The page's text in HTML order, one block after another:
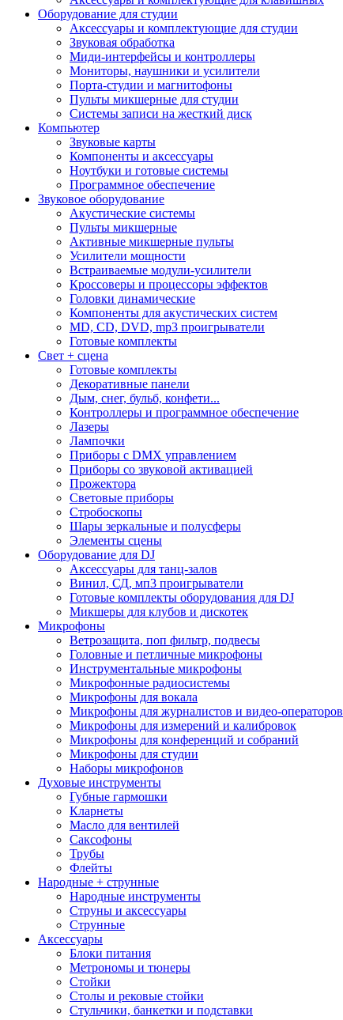
Оборудование для студии
Аксессуары и комплектующие для студии
Звуковая обработка
Миди-интерфейсы и контроллеры
Мониторы, наушники и усилители
Порта-студии и магнитофоны
Пульты микшерные для студии
Системы записи на жесткий диск
Компьютер
Звуковые карты
Компоненты и аксессуары
Ноутбуки и готовые системы
Программное обеспечение
Звуковое оборудование
Акустические системы
Пульты микшерные
Активные микшерные пульты
Усилители мощности
Встраиваемые модули-усилители
Кроссоверы и процессоры эффектов
Головки динамические
Компоненты для акустических систем
MD, CD, DVD, mp3 проигрыватели
Готовые комплекты
Свет + сцена
Готовые комплекты
Декоративные панели
Дым, снег, бульб, конфети...
Контроллеры и программное обеспечение
Лазеры
Лампочки
Приборы с DMX управлением
Приборы со звуковой активацией
Прожектора
Световые приборы
Стробоскопы
Шары зеркальные и полусферы
Элементы сцены
Оборудование для DJ
Аксессуары для танц-залов
Винил, СД, мп3 проигрыватели
Готовые комплекты оборудования для DJ
Микшеры для клубов и дискотек
Микрофоны
Ветрозащита, поп фильтр, подвесы
Головные и петличные микрофоны
Инструментальные микрофоны
Микрофонные радиосистемы
Микрофоны для вокала
Микрофоны для журналистов и видео-операторов
Микрофоны для измерений и калибровок
Микрофоны для конференций и собраний
Микрофоны для студии
Наборы микрофонов
Духовые инструменты
Губные гармошки
Кларнеты
Масло для вентилей
Саксофоны
Трубы
Флейты
Народные + струнные
Народные инструменты
Струны и аксессуары
Струнные
Аксессуары
Блоки питания
Метрономы и тюнеры
Стойки
Столы и рековые стойки
Стульчики, банкетки и подставки